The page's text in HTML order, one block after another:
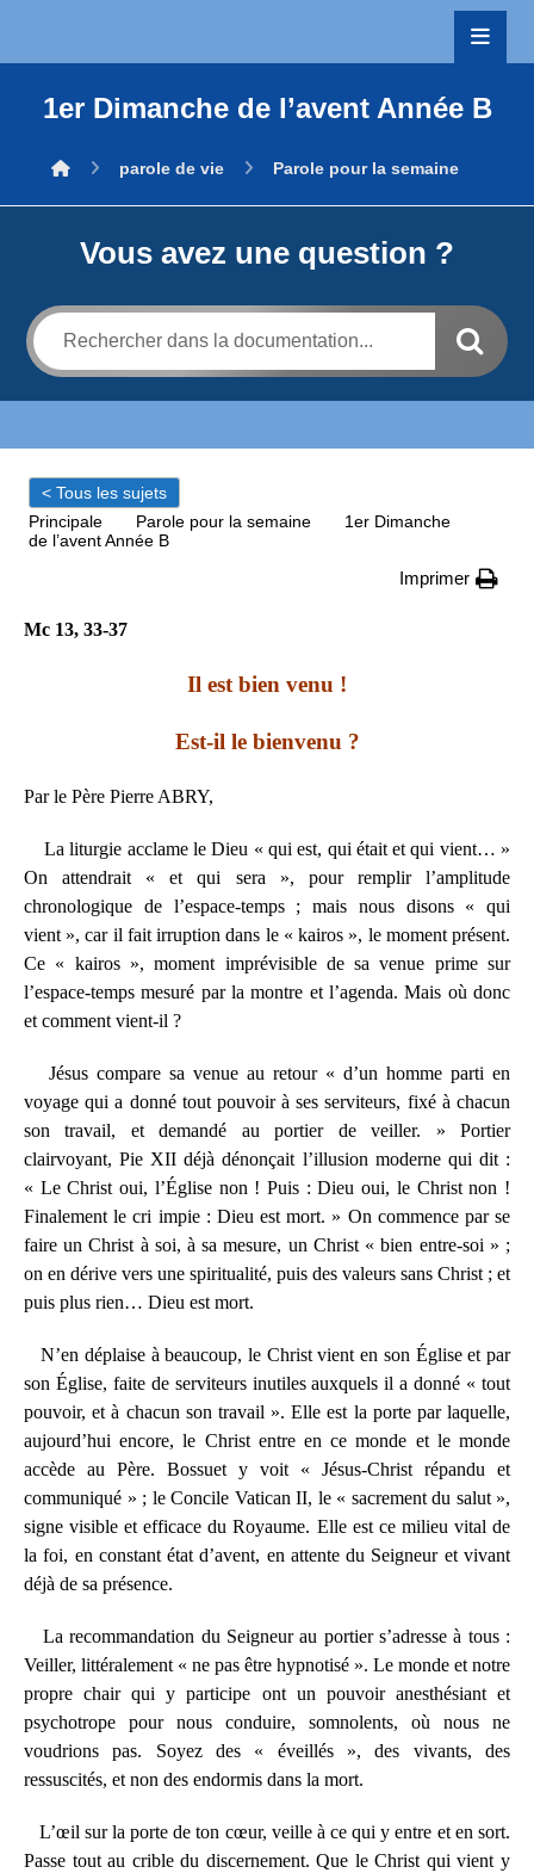
1er Dimanche de l’avent Année B
parole de vie Parole pour la semaine
Vous avez une question ?
< Tous les sujets
Principale
Parole pour la semaine
1er Dimanche
de l’avent Année B
Imprimer
Mc 13, 33-37
Il est bien venu !
Est-il le bienvenu ?
Par le Père Pierre ABRY,
La liturgie acclame le Dieu « qui est, qui était et qui vient… »
On attendrait « et qui sera », pour remplir l’amplitude
chronologique de l’espace-temps ; mais nous disons « qui
vient », car il fait irruption dans le « kairos », le moment présent.
Ce « kairos », moment imprévisible de sa venue prime sur
l’espace-temps mesuré par la montre et l’agenda. Mais où donc
et comment vient-il ?
Jésus compare sa venue au retour « d’un homme parti en
voyage qui a donné tout pouvoir à ses serviteurs, fixé à chacun
son travail, et demandé au portier de veiller. » Portier
clairvoyant, Pie XII déjà dénonçait l’illusion moderne qui dit :
« Le Christ oui, l’Église non ! Puis : Dieu oui, le Christ non !
Finalement le cri impie : Dieu est mort. » On commence par se
faire un Christ à soi, à sa mesure, un Christ « bien entre-soi » ;
on en dérive vers une spiritualité, puis des valeurs sans Christ ; et
puis plus rien… Dieu est mort.
N’en déplaise à beaucoup, le Christ vient en son Église et par
son Église, faite de serviteurs inutiles auxquels il a donné « tout
pouvoir, et à chacun son travail ». Elle est la porte par laquelle,
aujourd’hui encore, le Christ entre en ce monde et le monde
accède au Père. Bossuet y voit « Jésus-Christ répandu et
communiqué » ; le Concile Vatican II, le « sacrement du salut »,
signe visible et efficace du Royaume. Elle est ce milieu vital de
la foi, en constant état d’avent, en attente du Seigneur et vivant
déjà de sa présence.
La recommandation du Seigneur au portier s’adresse à tous :
Veiller, littéralement « ne pas être hypnotisé ». Le monde et notre
propre chair qui y participe ont un pouvoir anesthésiant et
psychotrope pour nous conduire, somnolents, où nous ne
voudrions pas. Soyez des « éveillés », des vivants, des
ressuscités, et non des endormis dans la mort.
L’œil sur la porte de ton cœur, veille à ce qui y entre et en sort.
Passe tout au crible du discernement. Que le Christ qui vient y